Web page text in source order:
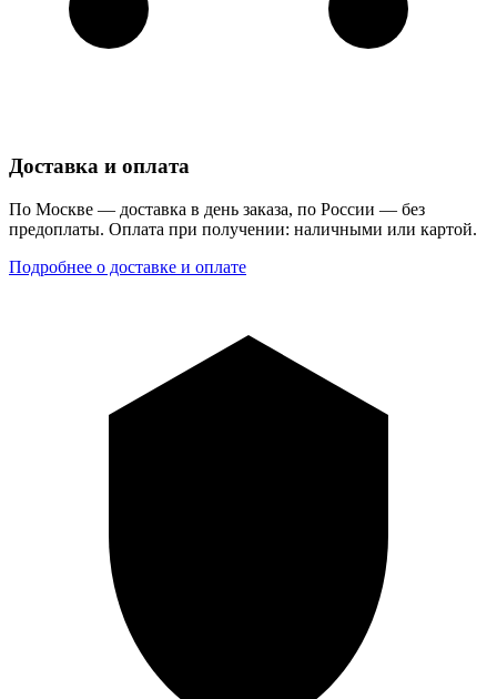
Доставка и оплата
По Москве — доставка в день заказа, по России — без
предоплаты. Оплата при получении: наличными или картой.
Подробнее о доставке и оплате